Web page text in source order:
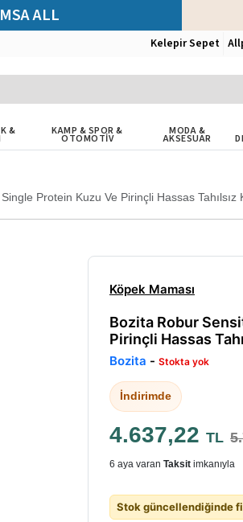
ALL
Kelepir Sepet
& KAMP & SPOR &
OTOMOTİV
MODA &
AKSESUAR
Protein Kuzu Ve Pirinçli Hassas Tahılsız
Köpek Maması
Bozita Robur
Pirinçli Hassas
Bozita - Stokta yok
İndirimde
4.637,22 TL
6 aya varan Taksit imkanıyla
Stok güncellendiğinde